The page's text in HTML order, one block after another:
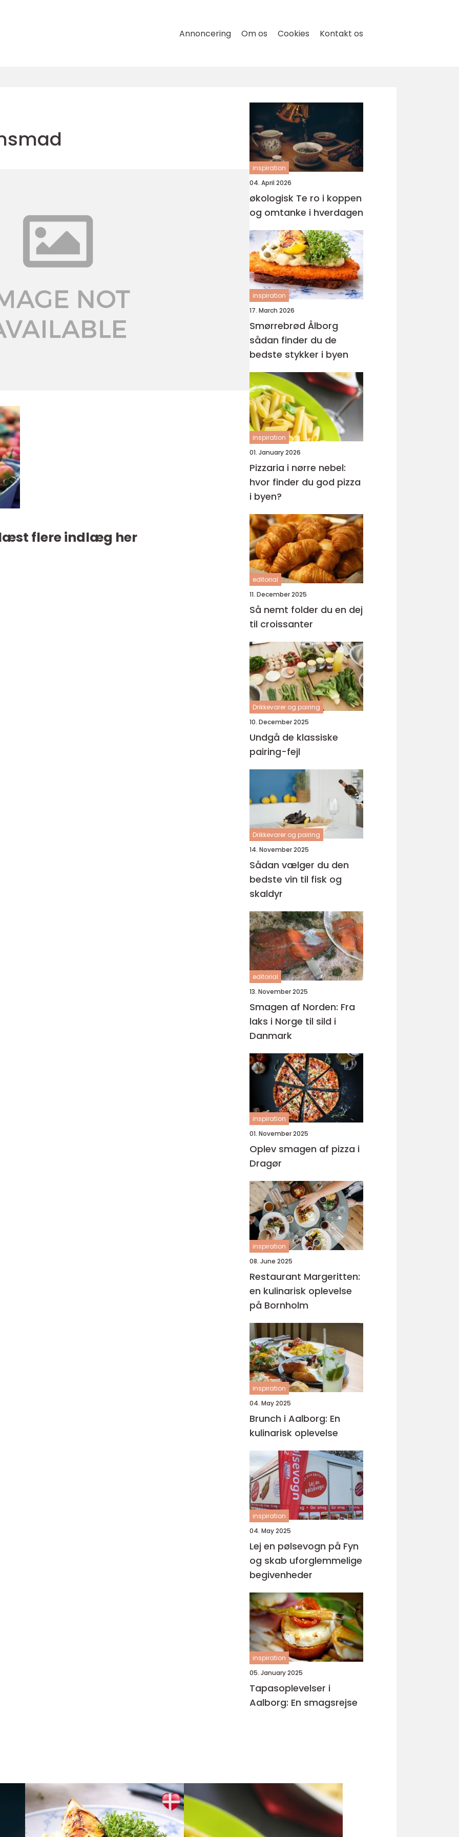
Annoncering Om os Cookies Kontakt os
flere indlæg her
inspiration
04. April 2026
økologisk Te ro i koppen
og omtanke i hverdagen
inspiration
17. March 2026
Smørrebrød Ålborg
sådan finder du de
bedste stykker i byen
inspiration
01. January 2026
Pizzaria i nørre nebel:
hvor finder du god pizza
i byen?
editorial
11. December 2025
Så nemt folder du en dej
til croissanter
Drikkevarer og pairing
10. December 2025
Undgå de klassiske
pairing-fejl
Drikkevarer og pairing
14. November 2025
Sådan vælger du den
bedste vin til fisk og
skaldyr
editorial
13. November 2025
Smagen af Norden: Fra
laks i Norge til sild i
Danmark
inspiration
01. November 2025
Oplev smagen af pizza i
Dragør
inspiration
08. June 2025
Restaurant Margeritten:
en kulinarisk oplevelse
på Bornholm
inspiration
04. May 2025
Brunch i Aalborg: En
kulinarisk oplevelse
inspiration
04. May 2025
Lej en pølsevogn på Fyn
og skab uforglemmelige
begivenheder
inspiration
05. January 2025
Tapasoplevelser i
Aalborg: En smagsrejse